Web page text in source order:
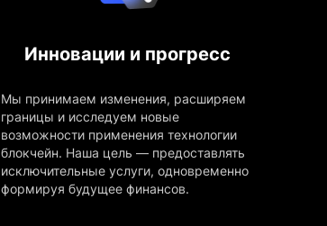
Инновации и прогресс
Мы принимаем изменения, расширяем
границы и исследуем новые
возможности применения технологии
блокчейн. Наша цель — предоставлять
исключительные услуги, одновременно
формируя будущее финансов.